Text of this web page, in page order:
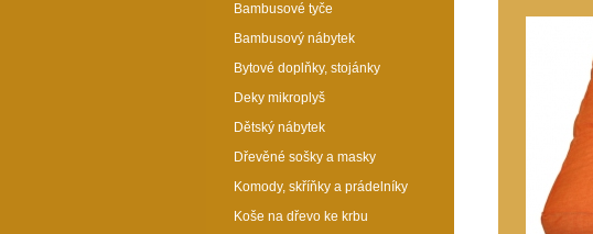
Bambusové tyče
Bambusový nábytek
Bytové doplňky, stojánky
Deky mikroplyš
Dětský nábytek
Dřevěné sošky a masky
Komody, skříňky a prádelníky
Koše na dřevo ke krbu